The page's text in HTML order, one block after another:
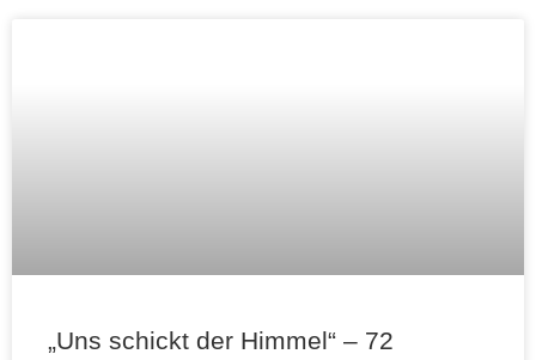
„Uns schickt der Himmel“ – 72